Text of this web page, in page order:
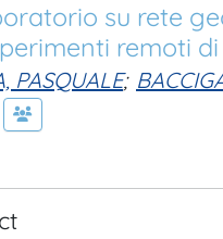
su rete
remoti
PASQUALE;